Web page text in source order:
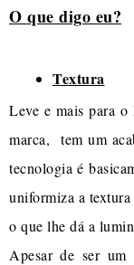
O que digo eu?
Textura
Leve e mais para
marca, tem um
tecnologia é
uniformiza a
o que lhe dá a
Apesar de ser